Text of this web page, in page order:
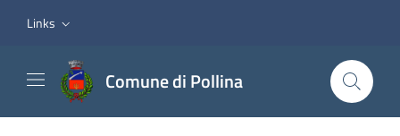
Links
Comune di Pollina